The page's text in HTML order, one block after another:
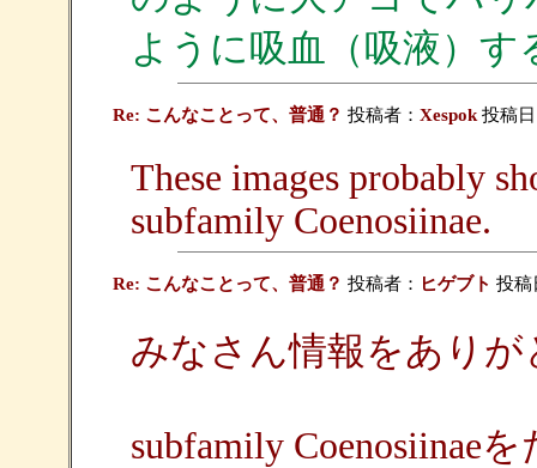
ように吸血（吸液）
Re: こんなことって、普通？ 投稿者： Xespok投稿日
These images probably
subfamily Coenosiinae.
Re: こんなことって、普通？ 投稿者： ヒゲブト 投稿
みなさん情報をあり
subfamily Coenosiinae